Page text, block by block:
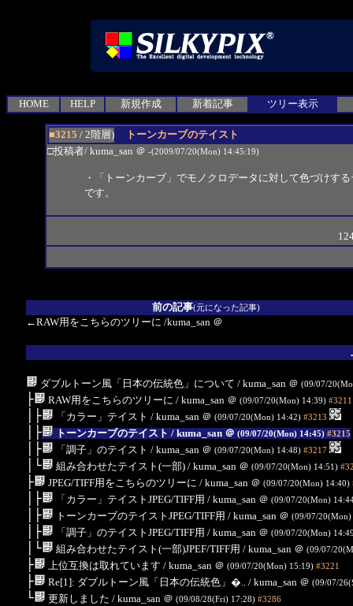
HOME HELP 新規作成 新着記事 ツリー表示
■3215 / 2階層)
トーンカーブのテイスト
□投稿者/ kuma_san ＠ -(2009/07/20(Mon) 14:45:19)
・「トーンカーブ」でモノクロデータに対して色づけす
です。
前の記事(元になった記事)
←RAW用をこちらのツリーに /kuma_san ＠
ダブルトーン風「日本の伝統色」について / kuma_san ＠ (09/07/
├ RAW用をこちらのツリーに / kuma_san ＠ (09/07/20(Mon) 14:39) #3211
│├ 「カラー」テイスト / kuma_san ＠ (09/07/20(Mon) 14:42) #3213
│├ トーンカーブのテイスト / kuma_san ＠ (09/07/20(Mon) 14:45) #3215
│├ 「調子」のテイスト / kuma_san ＠ (09/07/20(Mon) 14:48) #3217
│└ 組み合わせたテイスト(一部)/ kuma_san ＠ (09/07/20(Mon) 14:51)
├ JPEG/TIFF用をこちらのツリーに / kuma_san ＠ (09/07/20(Mon) 14:40)
│├ 「カラー」テイストJPEG/TIFF用 / kuma_san ＠ (09/07/20(Mon)
│├ トーンカーブのテイストJPEG/TIFF用 / kuma_san ＠ (09/07/
│├ 「調子」のテイストJPEG/TIFF用 / kuma_san ＠ (09/07/20(Mon)
│└ 組み合わせたテイスト(一部)JPEF/TIFF用 / kuma_san ＠ (09/07/
├ 上位互換は取れています / kuma_san ＠ (09/07/20(Mon) 15:19) #3221
├ Re[1]: ダブルトーン風「日本の伝統色」�.. / kuma_san ＠ (09/07/
└ 更新しました / kuma_san ＠ (09/08/28(Fri) 17:28) #3286